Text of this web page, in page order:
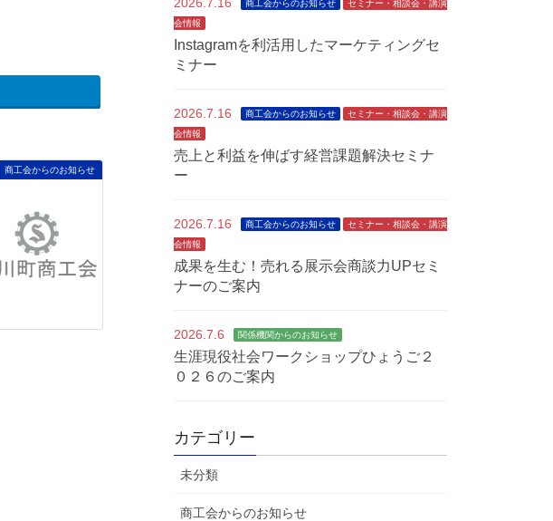
商工会からのお知らせ
商工会からのお知らせ
セミナー・相談会・講演
会情報
Instagramを利活用したマーケティングセ
ミナー
2026.7.16 商工会からのお知らせ
セミナー・相談会・講演
会情報
売上と利益を伸ばす経営課題解決セミナ
ー
2026.7.16 商工会からのお知らせ
セミナー・相談会・講演
会情報
成果を生む！売れる展示会商談力UPセミ
ナーのご案内
2026.7.6 関係機関からのお知らせ
生涯現役社会ワークショップひょうご２
０２６のご案内
カテゴリー
未分類
商工会からのお知らせ